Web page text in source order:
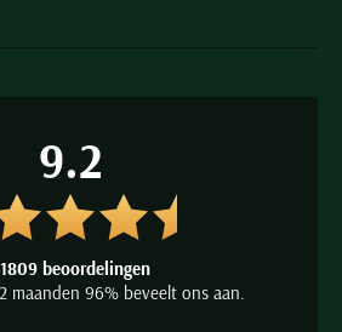
9.2
beoordelingen
maanden 96% beveelt ons aan.